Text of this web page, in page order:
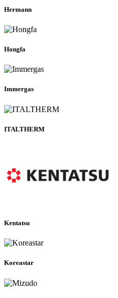
Hermann
Hongfa
Immergas
ITALTHERM
Kentatsu
Koreastar